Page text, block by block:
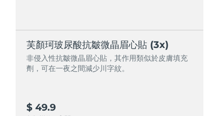
芙顏珂玻尿酸抗皺微晶眉心貼 (3x)
非侵入性抗皺微晶眉心貼，其作用類似於皮膚填充
劑，可在一夜之間減少川字紋。
$ 49.9